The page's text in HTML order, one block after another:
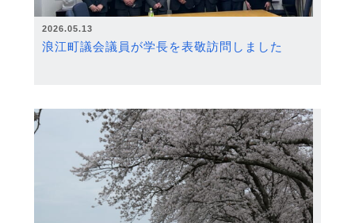
2026.05.13
浪江町議会議員が学長を表敬訪問しました